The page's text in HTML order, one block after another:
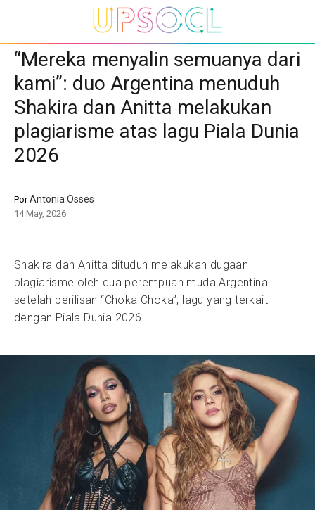
“Mereka menyalin semuanya dari
kami”: duo Argentina menuduh
Shakira dan Anitta melakukan
plagiarisme atas lagu Piala Dunia
2026
PorAntonia Osses
14 May, 2026
Shakira dan Anitta dituduh melakukan dugaan
plagiarisme oleh dua perempuan muda Argentina
setelah perilisan “Choka Choka”, lagu yang terkait
dengan Piala Dunia 2026.